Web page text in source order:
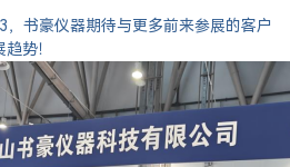
书豪仪器期待与更多前来参展的客户
势！